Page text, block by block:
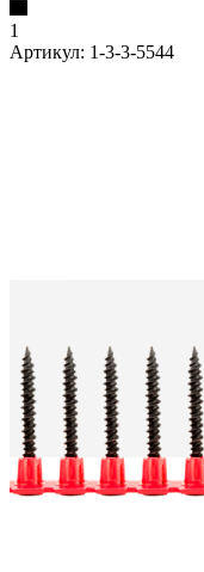
1
Артикул: 1-3-3-5544